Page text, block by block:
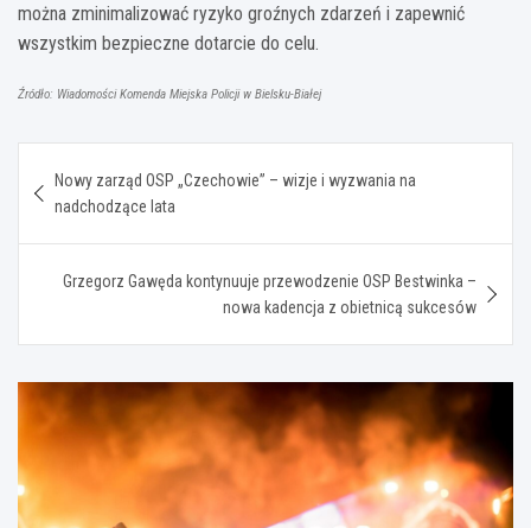
można zminimalizować ryzyko groźnych zdarzeń i zapewnić
wszystkim bezpieczne dotarcie do celu.
Źródło: Wiadomości Komenda Miejska Policji w Bielsku-Białej
wpisu
Nowy zarząd OSP „Czechowie” – wizje i wyzwania na
nadchodzące lata
Grzegorz Gawęda kontynuuje przewodzenie OSP Bestwinka –
nowa kadencja z obietnicą sukcesów